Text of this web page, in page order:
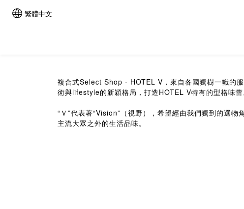
繁體中文
複合式Select Shop - HOTEL V，來自各國獨樹一幟的
術與lifestyle的新穎格局，打造HOTEL V特有的型格味蕾
“Ｖ”代表著“Vision”（視野），希望經由我們獨到的選
主流大眾之外的生活品味。